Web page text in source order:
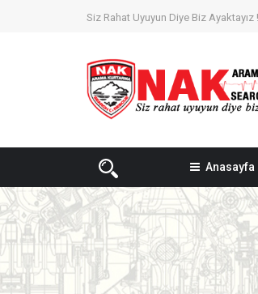
Siz Rahat Uyuyun Diye Biz Ayaktayız !
Anasayfa